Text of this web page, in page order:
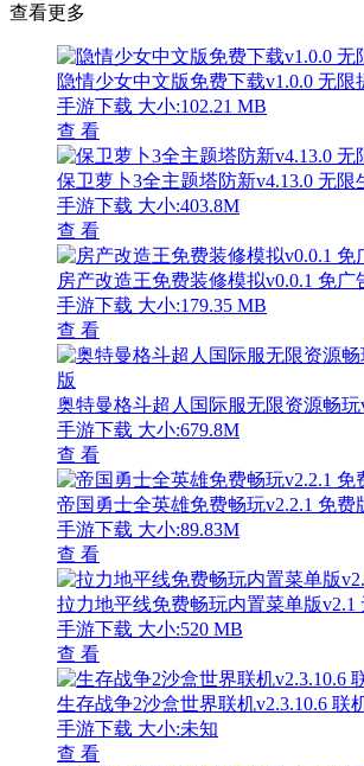
查看更多
隐情少女中文版免费下载v1.0.0 无限
手游下载 大小:102.21 MB
查 看
保卫萝卜3全主题塔防新v4.13.0 无限
手游下载 大小:403.8M
查 看
房产改造王免费装修模拟v0.0.1 免广
手游下载 大小:179.35 MB
查 看
奥特曼格斗超人国际服无限资源畅玩
手游下载 大小:679.8M
查 看
帝国勇士全英雄免费畅玩v2.2.1 免费
手游下载 大小:89.83M
查 看
拉力地平线免费畅玩内置菜单版v2.1
手游下载 大小:520 MB
查 看
生存战争2沙盒世界联机v2.3.10.6 联
手游下载 大小:未知
查 看